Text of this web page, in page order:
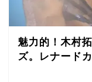
魅力的！木村
ズ。レナード